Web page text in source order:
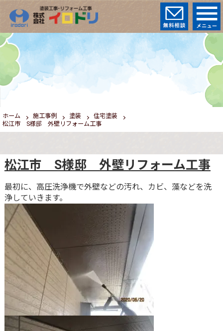
ホーム 施工事例 塗装
住宅塗装
松江市 S様邸 外壁リフォーム工事
松江市 S様邸 外壁リフォーム工事
最初に、高圧洗浄機で外壁などの汚れ、カビ、藻などを洗
浄していきます。